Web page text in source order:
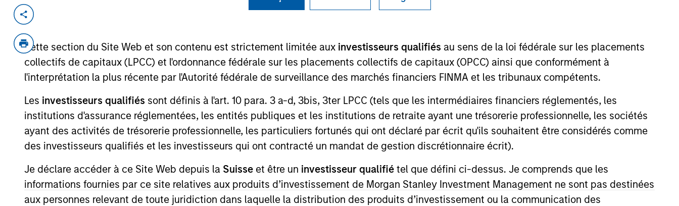
Cette section du Site Web et son contenu est strictement limitée aux investisseurs qualifiés au sens de la loi fédérale sur les placements
collectifs de capitaux (LPCC) et l'ordonnance fédérale sur les placements collectifs de capitaux (OPCC) ainsi que conformément à
l'interprétation la plus récente par l'Autorité fédérale de surveillance des marchés financiers FINMA et les tribunaux compétents.
Les investisseurs qualifiés sont définis à l'art. 10 para. 3 a-d, 3bis, 3ter LPCC (tels que les intermédiaires financiers réglementés, les
institutions d'assurance réglementées, les entités publiques et les institutions de retraite ayant une trésorerie professionnelle, les sociétés
ayant des activités de trésorerie professionnelle, les particuliers fortunés qui ont déclaré par écrit qu'ils souhaitent être considérés comme
des investisseurs qualifiés et les investisseurs qui ont contracté un mandat de gestion discrétionnaire écrit).
Je déclare accéder à ce Site Web depuis la Suisse et être un investisseur qualifié tel que défini ci-dessus. Je comprends que les
informations fournies par ce site relatives aux produits d’investissement de Morgan Stanley Investment Management ne sont pas destinées
aux personnes relevant de toute juridiction dans laquelle la distribution des produits d’investissement ou la communication des
The Medicines Company (NASDAQ:MDCO) is an outsourced drug development
company.
View Site
As of July 25, 2025. The above is provided for informational and educational purposes only. There is no guarantee that the investment mentioned
resulted in positive performance (for realized holdings), or will perform well in the future (for current holdings). The trademarks and service marks
above are the property of their respective owners. The information on this website has not been authorized, sponsored, or otherwise approved by
only as a convenience and the inclusion of any hyperlink is not and does not imply any endorsement, approval, investigation, verification or
monitoring by us of any information contained in any hyperlinked site. In no event shall we be responsible for the information contained on the site
or your use of such site.